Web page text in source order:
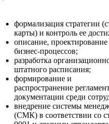
формализация стратегии
карты) и контроль ее
описание,
бизнес-процессов;
разработка
штатного расписания;
формирование и
распространение
документации среди
внедрение системы
(СМК) в соответствии со